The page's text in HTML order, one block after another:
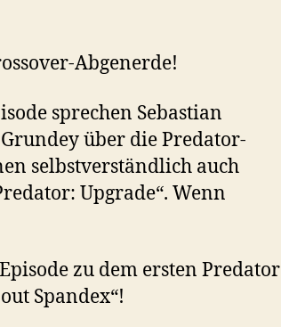
Abgenerde!
sprechen Sebastian
über die Predator-
selbstverständlich auch
Upgrade“. Wenn
zu dem ersten Predator
Spandex“!